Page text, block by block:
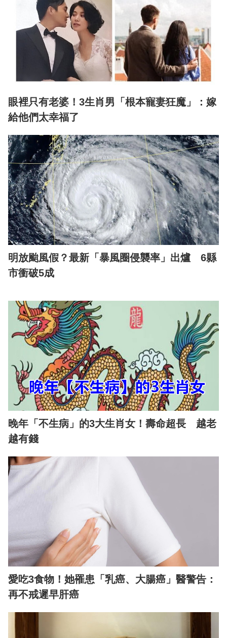
眼裡只有老婆！3生肖男「根本寵妻狂魔」：嫁
給他們太幸福了
明放颱風假？最新「暴風圈侵襲率」出爐 6縣
市衝破5成
晚年「不生病」的3大生肖女！壽命超長 越老
越有錢
愛吃3食物！她罹患「乳癌、大腸癌」醫警告：
再不戒遲早肝癌